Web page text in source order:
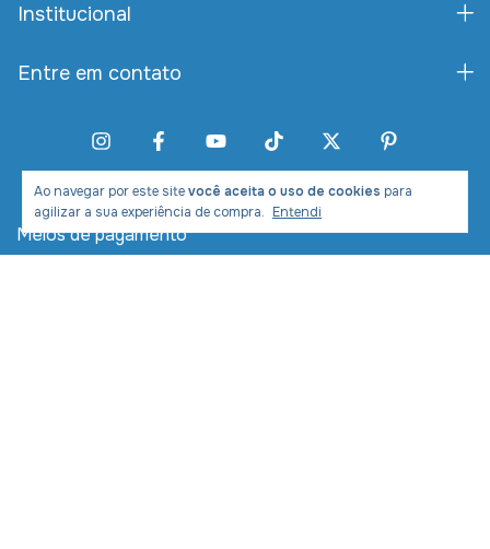
Ao navegar por este sitevocê aceita o uso de cookies para
agilizar a sua experiência de compra. Entendi
Institucional
Entre em contato
Meios de pagamento